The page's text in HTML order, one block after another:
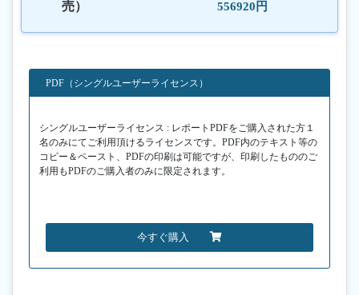
売）
556920円
PDF（シングルユーザーライセンス）
シングルユーザーライセンス : レポートPDFをご購入された方１
名のみにてご利用頂けるライセンスです。PDF内のテキスト等の
コピー＆ペースト、PDFの印刷は可能ですが、印刷したもののご
利用もPDFのご購入者のみに限定されます。
今すぐ購入